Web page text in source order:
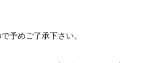
予めご了承下さい。